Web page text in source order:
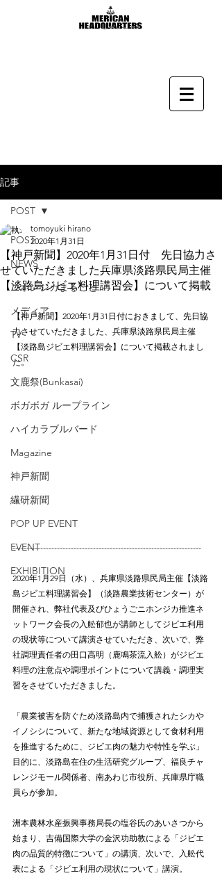
記事
POST
NEWS
ニホンジカまるごと
メディア
TV
CSR
文鹿祭(Bunkasai)
ボガボガ ループライン
ハイカラブルバード
Magazine
神戸新聞
繊研新聞
POP UP EVENT
EVENT
EXHIBITION
POST
【神戸新聞】2020年1月31日付 先日協力さ
せていただきました兵庫県淡路県民局主催
【淡路島ジビエ料理講習会】について掲載
tomoyuki hirano
2020年1月31日
【神戸新聞】2020年1月31日付におきまして、先日協
力させていただきました、兵庫県淡路県民局主催
【淡路島ジビエ料理講習会】について掲載されまし
た。
--------------------------------------------------------------------
2020年1月29日（水）、兵庫県淡路県民局主催【淡路
島ジビエ料理講習会】（淡路農業技術センター）が
開催され、弊社代表及びひょうごニホンジカ推進ネ
ットワーク会長の入舩郁也が講師としてジビエ利用
の現状等について講演させていただき、次いで、弊
社調理責任者の田口高明（鹿鳴茶流入舩）がジビエ
料理の注意点や調理ポイントについて講義・調理実
習をさせていただきました。
「農業被害を防ぐため淡路島内で捕獲されたシカや
イノシシについて、新たな地域資源として食材利用
を推進するために、ジビエ肉の魅力や特性を学ぶ」
目的に、淡路島在住の生活研究グループ、福良チャ
レンジモール関係者、南あわじ市役所、兵庫県庁職
員らが参加。
洲本農林水産振興事務局長の塩谷氏のあいさつから
始まり、吉備国際大学の金沢功助教による「ジビエ
肉の品質的特徴について」の講演、次いで、入舩代
表による「ジビエ利用の現状について」講演。